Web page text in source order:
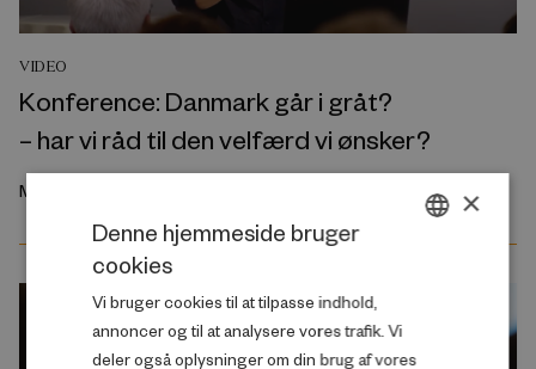
VIDEO
Konference: Danmark går i gråt?
– har vi råd til den velfærd vi ønsker?
Marts 2025 ×
Denne hjemmeside bruger
cookies
Vi bruger cookies til at tilpasse indhold,
annoncer og til at analysere vores trafik. Vi
deler også oplysninger om din brug af vores